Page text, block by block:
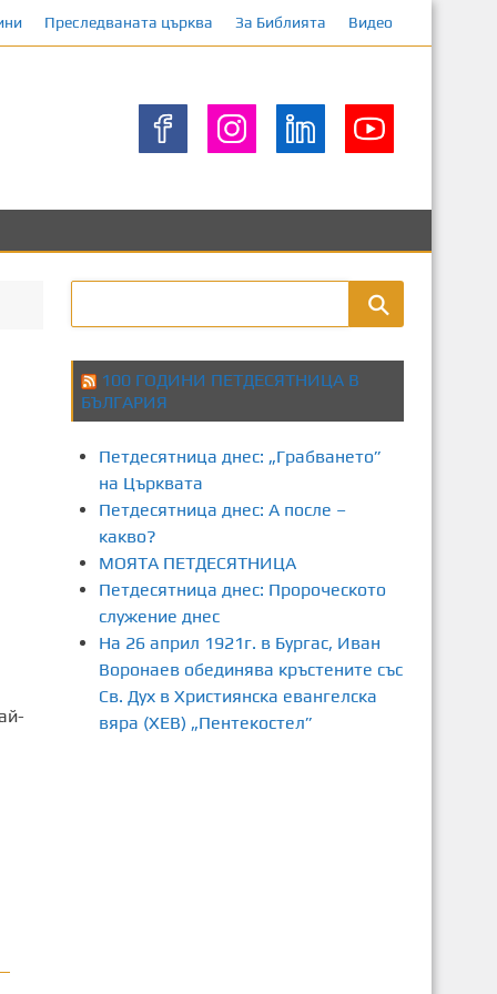
Преследваната църква За Библията Видео
100 ГОДИНИ ПЕТДЕСЯТНИЦА В
БЪЛГАРИЯ
Петдесятница днес: „Грабването”
на Църквата
Петдесятница днес: А после –
какво?
МОЯТА ПЕТДЕСЯТНИЦА
Петдесятница днес: Пророческото
служение днес
На 26 април 1921г. в Бургас, Иван
Воронаев обединява кръстените със
Св. Дух в Християнска евангелска
вяра (ХЕВ) „Пентекостел”